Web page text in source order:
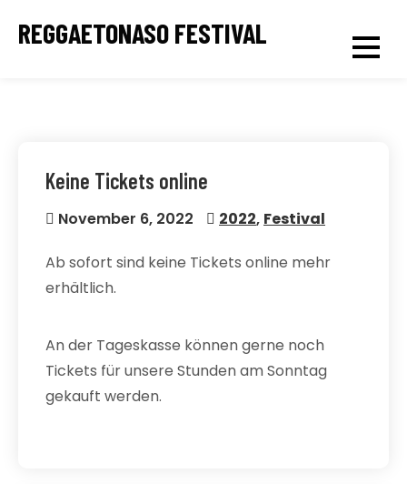
REGGAETONASO FESTIVAL
Keine Tickets online
November 6, 2022 2022, Festival
Ab sofort sind keine Tickets online mehr
erhältlich.
An der Tageskasse können gerne noch
Tickets für unsere Stunden am Sonntag
gekauft werden.